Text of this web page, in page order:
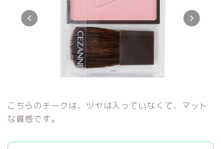
こちらのチークは、ツヤは入っていなくて、マット
な質感です。